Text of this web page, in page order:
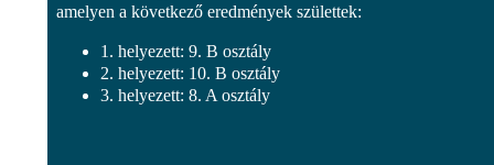
amelyen a következő eredmények születtek:
1. helyezett: 9. B osztály
2. helyezett: 10. B osztály
3. helyezett: 8. A osztály